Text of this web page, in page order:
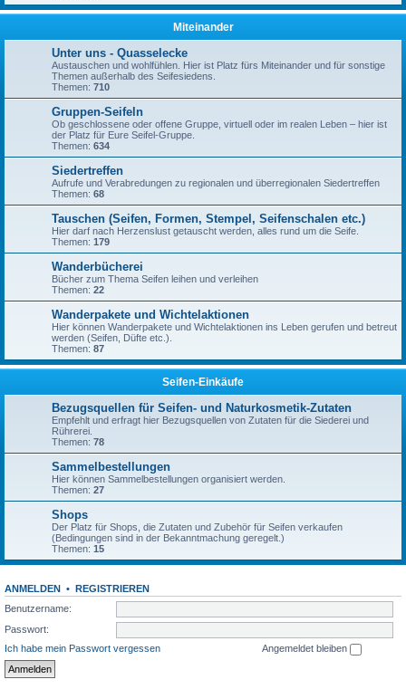
Miteinander
Unter uns - Quasselecke
Austauschen und wohlfühlen. Hier ist Platz fürs Miteinander und für sonstige
Themen außerhalb des Seifesiedens.
Themen: 710
Gruppen-Seifeln
Ob geschlossene oder offene Gruppe, virtuell oder im realen Leben – hier ist
der Platz für Eure Seifel-Gruppe.
Themen: 634
Siedertreffen
Aufrufe und Verabredungen zu regionalen und überregionalen Siedertreffen
Themen: 68
Tauschen (Seifen, Formen, Stempel, Seifenschalen etc.)
Hier darf nach Herzenslust getauscht werden, alles rund um die Seife.
Themen: 179
Wanderbücherei
Bücher zum Thema Seifen leihen und verleihen
Themen: 22
Wanderpakete und Wichtelaktionen
Hier können Wanderpakete und Wichtelaktionen ins Leben gerufen und betreut
werden (Seifen, Düfte etc.).
Themen: 87
Seifen-Einkäufe
Bezugsquellen für Seifen- und Naturkosmetik-Zutaten
Empfehlt und erfragt hier Bezugsquellen von Zutaten für die Siederei und
Rührerei.
Themen: 78
Sammelbestellungen
Hier können Sammelbestellungen organisiert werden.
Themen: 27
Shops
Der Platz für Shops, die Zutaten und Zubehör für Seifen verkaufen
(Bedingungen sind in der Bekanntmachung geregelt.)
Themen: 15
ANMELDEN • REGISTRIEREN
Benutzername:
Passwort:
Ich habe mein Passwort vergessen
Angemeldet bleiben